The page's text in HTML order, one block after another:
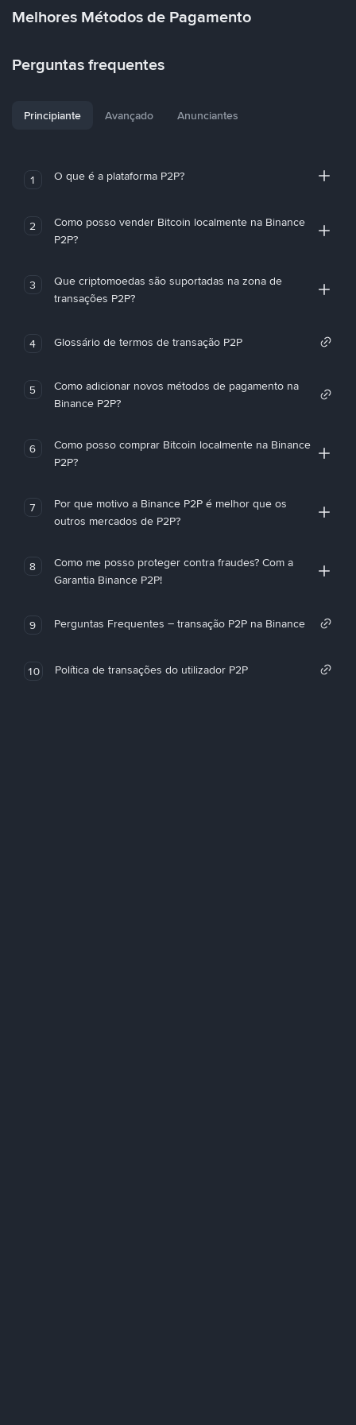
Melhores Métodos de Pagamento
Perguntas frequentes
Principiante Avançado Anunciantes
1 O que é a plataforma P2P?
2
Como posso vender Bitcoin localmente na Binance
P2P?
3
Que criptomoedas são suportadas na zona de
transações P2P?
4 Glossário de termos de transação P2P
5
Como adicionar novos métodos de pagamento na
Binance P2P?
6
Como posso comprar Bitcoin localmente na Binance
P2P?
7
Por que motivo a Binance P2P é melhor que os
outros mercados de P2P?
8
Como me posso proteger contra fraudes? Com a
Garantia Binance P2P!
9 Perguntas Frequentes – transação P2P na Binance
10 Política de transações do utilizador P2P